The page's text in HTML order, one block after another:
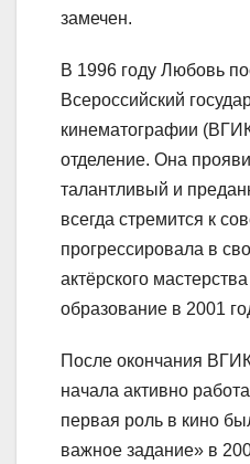
замечен.
В 1996 году Любовь
Всероссийский
кинематографии
отделение. Она
талантливый и
всегда стремится к
прогрессировала в
актёрского
образование в 2001
После окончания
начала активно
первая роль в кино
важное задание» в